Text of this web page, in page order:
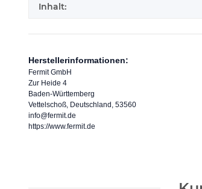
Inhalt:
Herstellerinformationen:
Fermit GmbH
Zur Heide 4
Baden-Württemberg
Vettelschoß, Deutschland, 53560
info@fermit.de
https://www.fermit.de